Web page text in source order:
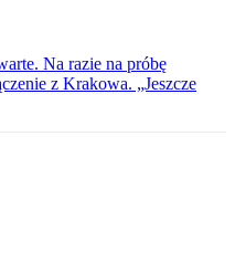
Na razie na próbę
z Krakowa. „Jeszcze